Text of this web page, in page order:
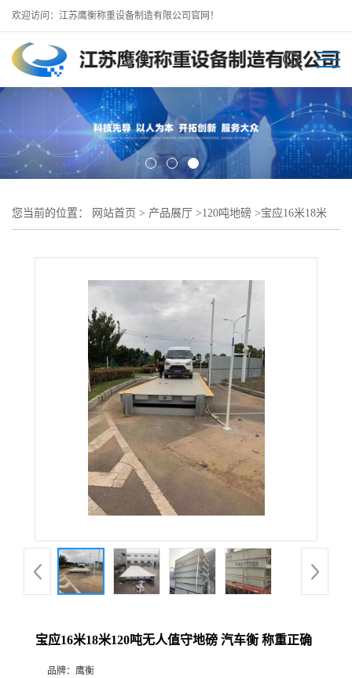
欢迎访问：江苏鹰衡称重设备制造有限公司官网！
您当前的位置： 网站首页 > 产品展厅 >120吨地磅 >宝应16米18米
宝应16米18米120吨无人值守地磅 汽车衡 称重正确
品牌： 鹰衡